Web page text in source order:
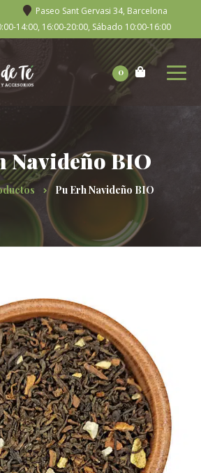
Paseo Sant Gervasi 34, Barcelona
14:00, 16:00-20:00, Sábado 10:00-16:00
0
Navideño BIO
Pu Erh Navideño BIO